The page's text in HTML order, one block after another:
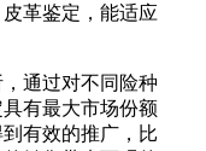
革鉴定，能适应
通过对不同险种
有最大市场份额
有效的推广，比